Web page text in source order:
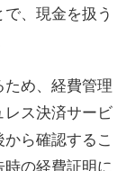
、現金を扱う
め、経費管理
レス決済サービ
ら確認するこ
の経費証明に